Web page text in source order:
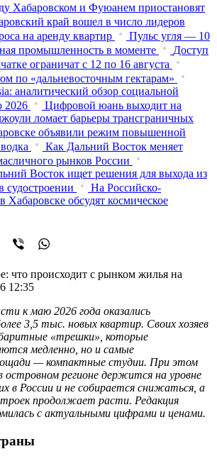
Хабаровском и Фуюанем приостановят
край вошел в число лидеров
на аренду квартир
Пульс угля — 10
промышленность в моменте
Доступ
ограничат с 12 по 16 августа
по «дальневосточным гектарам»
аналитический обзор социальной
Цифровой юань выходит на
ломает барьеры трансграничных
объявили режим повышенной
Как Дальний Восток меняет
рынков России
Восток ищет решения для выхода из
судостроении
На Российско-
обсудят космическое
что происходит с рынком жилья на
12:35
к маю 2026 года оказались
3,5 тыс. новых квартир. Своих хозяев
«трешки», которые
медленно, но и самые
— компактные студии. При этом
регионе держится на уровне
в России и не собирается снижаться, а
продолжает расти. Редакция
с актуальными цифрами и ценами.